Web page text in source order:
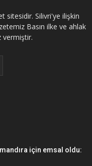
sitesidir. Silivri'ye ilişkin
Basın ilke ve ahlak
vermiştir.
için emsal oldu: